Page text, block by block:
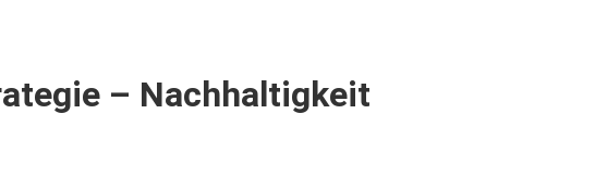
– Nachhaltigkeit